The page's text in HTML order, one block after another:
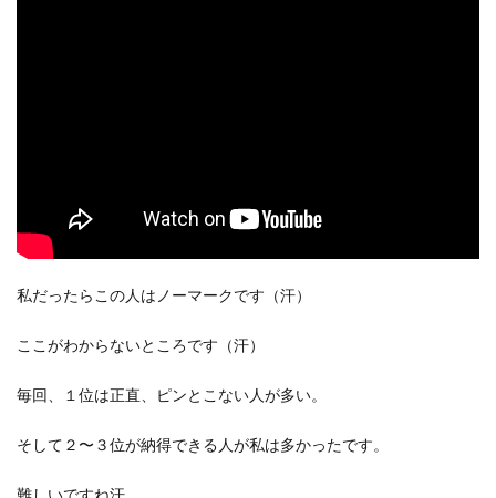
私だったらこの人はノーマークです（汗）
ここがわからないところです（汗）
毎回、１位は正直、ピンとこない人が多い。
そして２〜３位が納得できる人が私は多かったです。